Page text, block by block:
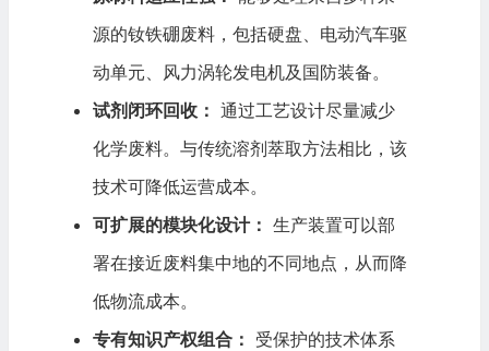
源的钕铁硼废料，包括硬盘、电动汽车驱
动单元、风力涡轮发电机及国防装备。
试剂闭环回收： 通过工艺设计尽量减少
化学废料。与传统溶剂萃取方法相比，该
技术可降低运营成本。
可扩展的模块化设计： 生产装置可以部
署在接近废料集中地的不同地点，从而降
低物流成本。
专有知识产权组合： 受保护的技术体系